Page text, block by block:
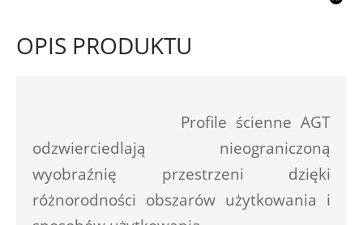
OPIS PRODUKTU
Profile ścienne AGT
odzwierciedlają nieograniczoną
wyobraźnię przestrzeni dzięki
różnorodności obszarów użytkowania i